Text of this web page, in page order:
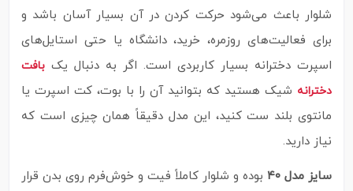
شلوار باعث می‌شود حرکت کردن در آن بسیار آسان باشد و
برای فعالیت‌های روزمره، خرید، دانشگاه یا حتی استایل‌های
اسپرت دخترانه بسیار کاربردی است. اگر به دنبال یک بافت
دخترانه شیک هستید که بتوانید آن را با بوت، کت اسپرت یا
مانتوی بلند ست کنید، این مدل دقیقاً همان چیزی است که
نیاز دارید.
سایز مدل ۴۰ بوده و شلوار کاملاً فیت و خوش‌فرم روی بدن قرار